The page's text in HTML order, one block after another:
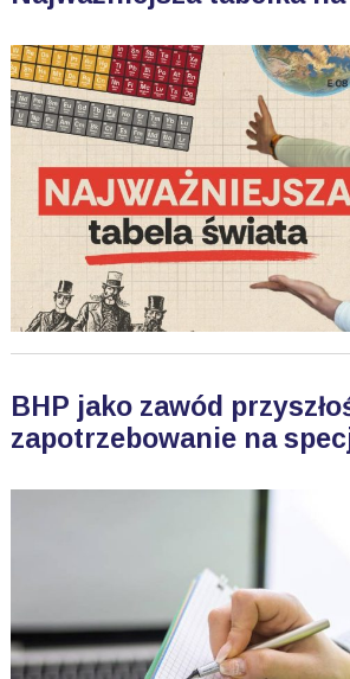
BHP jako zawód
zapotrzebowanie na